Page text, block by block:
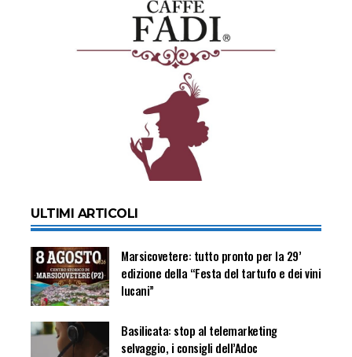
ULTIMI ARTICOLI
Marsicovetere: tutto pronto per la 29’
edizione della “Festa del tartufo e dei vini
lucani”
Basilicata: stop al telemarketing
selvaggio, i consigli dell’Adoc